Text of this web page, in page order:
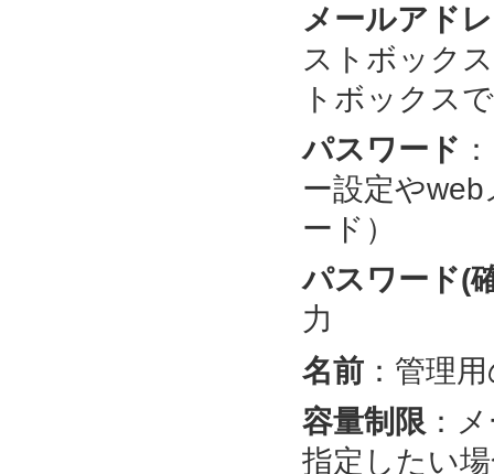
メールアド
ストボック
トボックス
パスワード
ー設定や
ード）
パスワード(
力
名前：管理
容量制限：
指定したい